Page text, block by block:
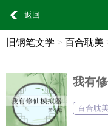
返回
旧钢笔文学 > 百合耽美
我有
百合耽美